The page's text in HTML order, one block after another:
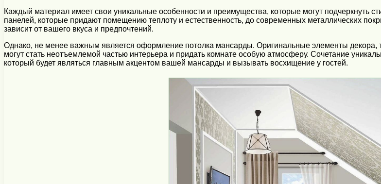
Каждый материал имеет свои уникальные особенности и преимущества, которые могут подчеркнуть
панелей, которые придают помещению теплоту и естественность, до современных металлических
зависит от вашего вкуса и предпочтений.
Однако, не менее важным является оформление потолка мансарды. Оригинальные элементы
могут стать неотъемлемой частью интерьера и придать комнате особую атмосферу. Сочетание
который будет являться главным акцентом вашей мансарды и вызывать восхищение у гостей.